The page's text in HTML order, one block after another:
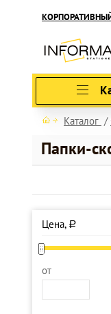
Каталог
Папки-
Цена, a
от